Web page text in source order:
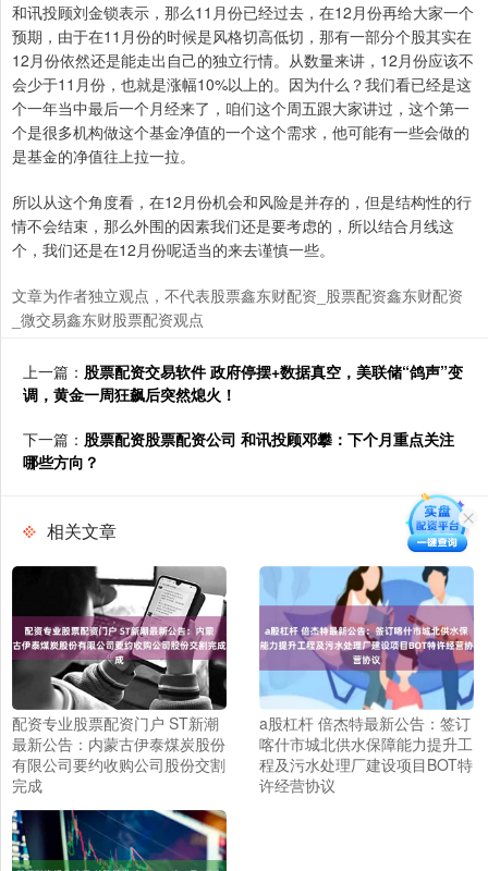
和讯投顾刘金锁表示，那么11月份已经过去，在12月份再给大家一个
预期，由于在11月份的时候是风格切高低切，那有一部分个股其实在
12月份依然还是能走出自己的独立行情。从数量来讲，12月份应该不
会少于11月份，也就是涨幅10%以上的。因为什么？我们看已经是这
个一年当中最后一个月经来了，咱们这个周五跟大家讲过，这个第一
个是很多机构做这个基金净值的一个这个需求，他可能有一些会做的
是基金的净值往上拉一拉。
所以从这个角度看，在12月份机会和风险是并存的，但是结构性的行
情不会结束，那么外围的因素我们还是要考虑的，所以结合月线这
个，我们还是在12月份呢适当的来去谨慎一些。
文章为作者独立观点，不代表股票鑫东财配资_股票配资鑫东财配资
_微交易鑫东财股票配资观点
上一篇： 股票配资交易软件 政府停摆+数据真空，美联储“鸽声”变
调，黄金一周狂飙后突然熄火！
下一篇： 股票配资股票配资公司 和讯投顾邓攀：下个月重点关注
哪些方向？
相关文章
配资专业股票配资门户 ST新潮
最新公告：内蒙古伊泰煤炭股份
有限公司要约收购公司股份交割
完成
a股杠杆 倍杰特最新公告：签订
喀什市城北供水保障能力提升工
程及污水处理厂建设项目BOT特
许经营协议